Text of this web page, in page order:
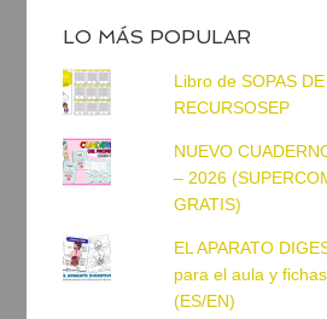
LO MÁS POPULAR
Libro de SOPAS
RECURSOSEP
NUEVO
– 2026
GRATIS)
EL APARATO
para el aula y
(ES/EN)